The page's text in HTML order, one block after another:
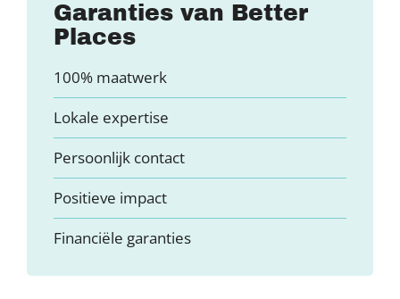
Garanties van Better
Places
100% maatwerk
Lokale expertise
Persoonlijk contact
Positieve impact
Financiële garanties